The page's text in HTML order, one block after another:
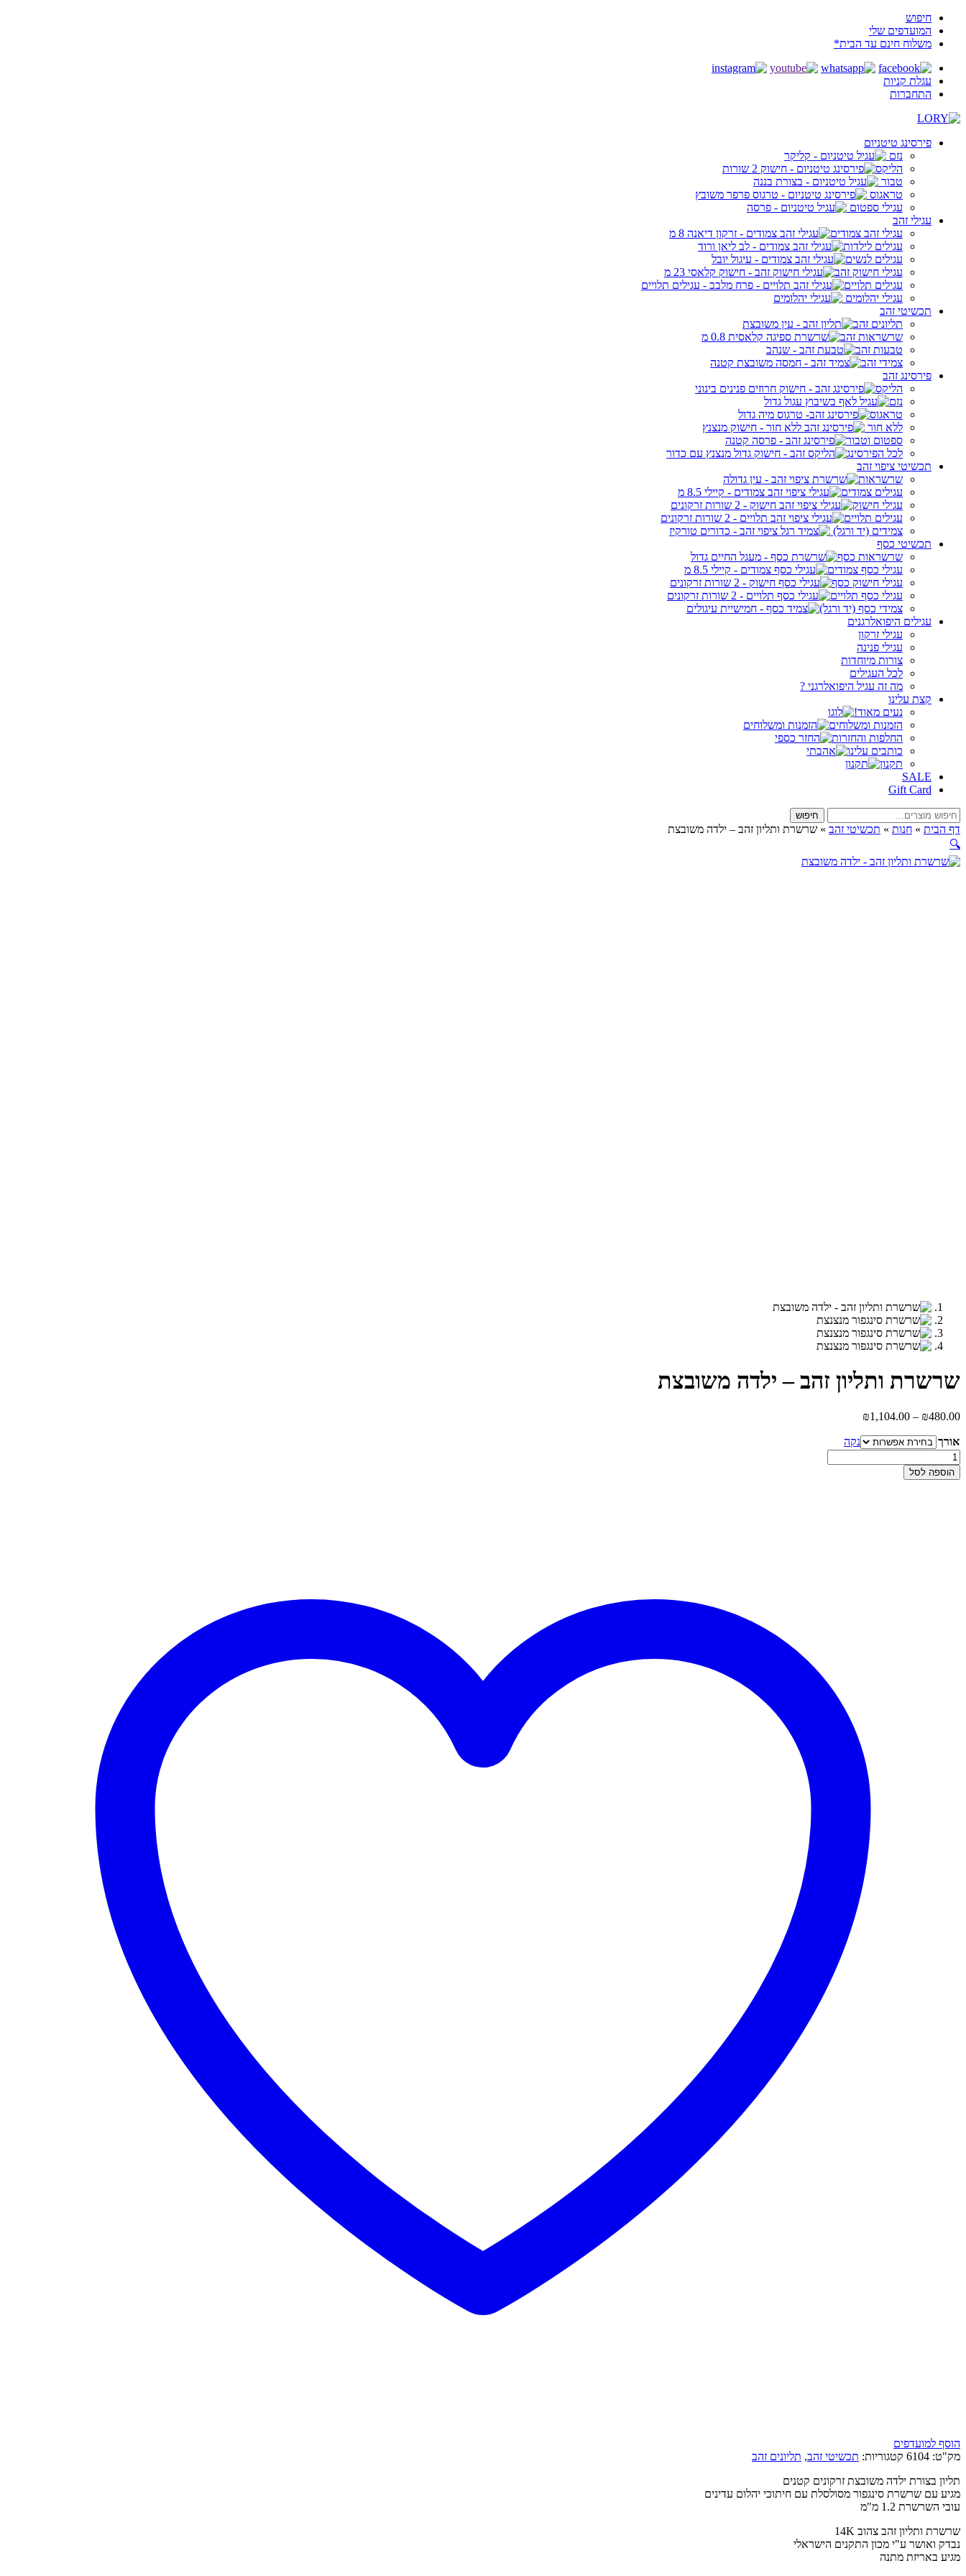
חיפוש
המועדפים שלי
משלוח חינם עד הבית*
עגלת קניות
התחברות
פירסינג טיטניום
נזם
הליקס
טבור
טראגוס
עגילי ספטום
עגילי זהב
עגילי זהב צמודים
עגילים לילדות
עגילים לנשים
עגילי חישוק זהב
עגילים תלויים
עגילי יהלומים
תכשיטי זהב
תליונים זהב
שרשראות זהב
טבעות זהב
צמידי זהב
פירסינג זהב
הליקס
נזם
טראגוס
ללא חור
ספטום וטבור
לכל הפירסינג
תכשיטי ציפוי זהב
שרשראות
עגילים צמודים
עגילי חישוק
עגילים תלויים
צמידים (יד ורגל)
תכשיטי כסף
שרשראות כסף
עגילי כסף צמודים
עגילי חישוק כסף
עגילי כסף תלויים
צמידי כסף (יד ורגל)
עגילים היפואלרגנים
עגילי זרקון
עגילי פנינה
צורות מיוחדות
לכל העגילים
מה זה עגיל היפואלרגני ?
קצת עלינו
נעים מאוד!
הזמנות ומשלוחים
החלפות והחזרות
כותבים עלינו
תקנון
SALE
Gift Card
חיפוש
עבור:
חיפוש
דף הבית » חנות » תכשיטי זהב » שרשרת ותליון זהב – ילדה משובצת
🔍
שרשרת ותליון זהב – ילדה משובצת
₪480.00
–
₪1,104.00
עד
אורך
נקה
כמות
של
שרשרת
הוספה לסל
הוסף למועדפים
מק"ט: 6104 קטגוריות: תכשיטי זהב, תליונים זהב
תליון בצורת ילדה משובצת זרקונים קטנים
מגיע עם שרשרת סינגפור מסולסלת עם חיתוכי יהלום עדינים
עובי השרשרת 1.2 מ"מ
שרשרת ותליון זהב צהוב 14K
נבדק ואושר ע"י מכון התקנים הישראלי
מגיע באריזת מתנה